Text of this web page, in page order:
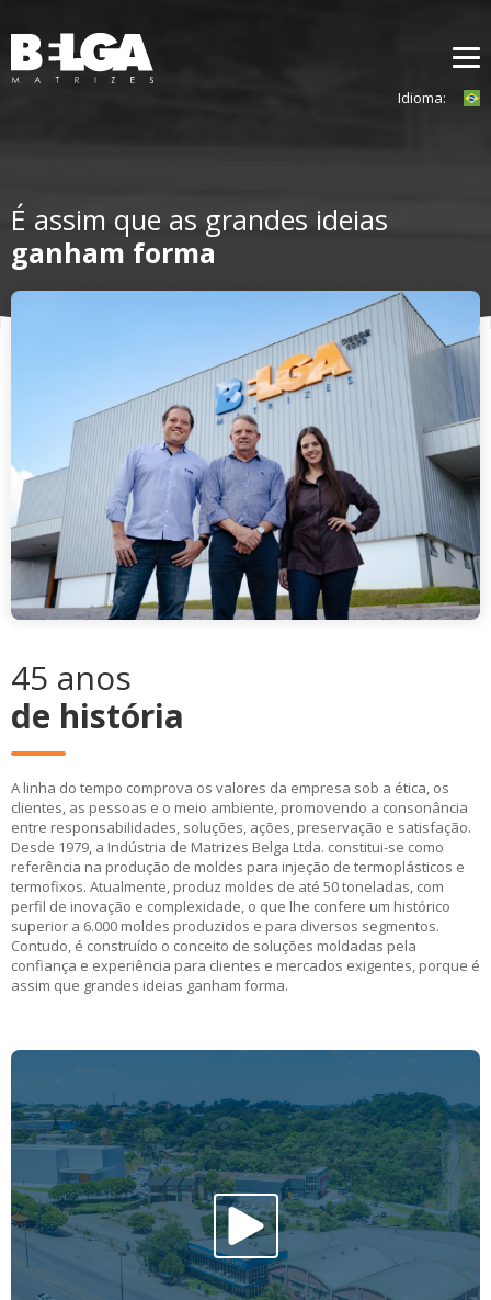
Soluções
Tecnologia
Idioma:
É assim que as grandes ideias
ganham forma
45 anos
de história
A linha do tempo comprova os valores da empresa sob a ética, os
clientes, as pessoas e o meio ambiente, promovendo a consonância
entre responsabilidades, soluções, ações, preservação e satisfação.
Desde 1979, a Indústria de Matrizes Belga Ltda. constitui-se como
referência na produção de moldes para injeção de termoplásticos e
termofixos. Atualmente, produz moldes de até 50 toneladas, com
perfil de inovação e complexidade, o que lhe confere um histórico
superior a 6.000 moldes produzidos e para diversos segmentos.
Contudo, é construído o conceito de soluções moldadas pela
confiança e experiência para clientes e mercados exigentes, porque é
assim que grandes ideias ganham forma.